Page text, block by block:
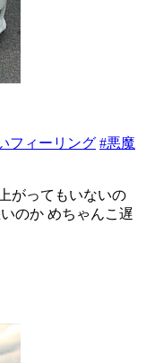
フィーリング #悪魔
がってもいないの
のか めちゃんこ遅